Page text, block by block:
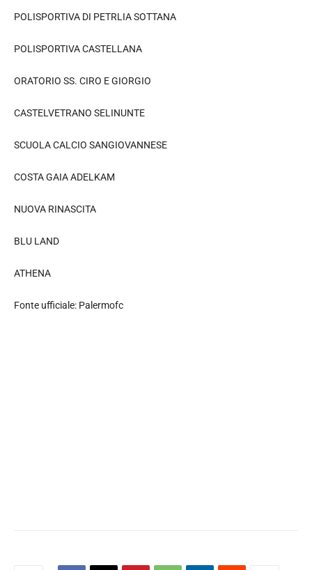
POLISPORTIVA DI PETRLIA SOTTANA
POLISPORTIVA CASTELLANA
ORATORIO SS. CIRO E GIORGIO
CASTELVETRANO SELINUNTE
SCUOLA CALCIO SANGIOVANNESE
COSTA GAIA ADELKAM
NUOVA RINASCITA
BLU LAND
ATHENA
Fonte ufficiale: Palermofc